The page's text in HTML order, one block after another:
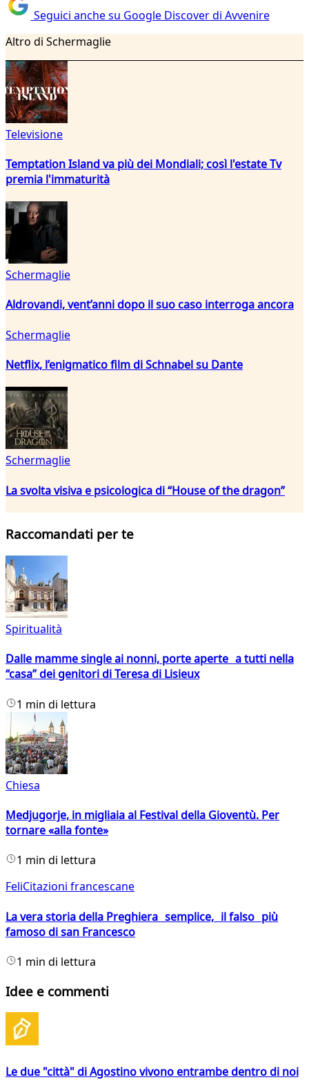
Seguici anche su Google Discover di Avvenire
Altro di Schermaglie
Televisione
Temptation Island va più dei Mondiali; così l'estate Tv
premia l'immaturità
Schermaglie
Aldrovandi, vent’anni dopo il suo caso interroga ancora
Schermaglie
Netflix, l’enigmatico film di Schnabel su Dante
Schermaglie
La svolta visiva e psicologica di “House of the dragon”
Raccomandati per te
Spiritualità
Dalle mamme single ai nonni, porte aperte a tutti nella
“casa” dei genitori di Teresa di Lisieux
1 min di lettura
Chiesa
Medjugorje, in migliaia al Festival della Gioventù. Per
tornare «alla fonte»
1 min di lettura
FeliCitazioni francescane
La vera storia della Preghiera semplice, il falso più
famoso di san Francesco
1 min di lettura
Idee e commenti
Le due "città" di Agostino vivono entrambe dentro di noi